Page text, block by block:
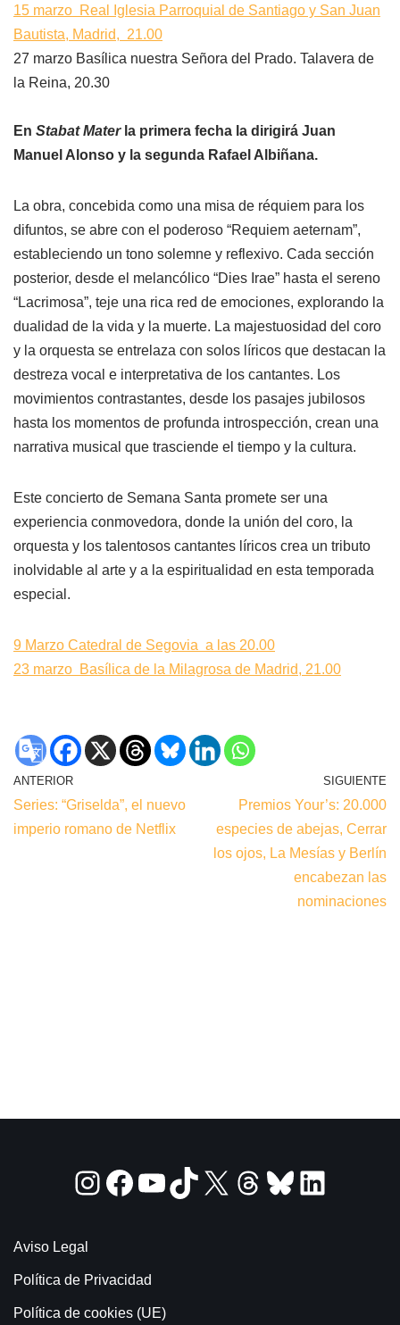
15 marzo Real Iglesia Parroquial de Santiago y San Juan
Bautista, Madrid, 21.00
27 marzo Basílica nuestra Señora del Prado. Talavera de
la Reina, 20.30
En Stabat Materla primera fecha la dirigirá Juan
Manuel Alonso y la segunda Rafael Albiñana.
La obra, concebida como una misa de réquiem para los
difuntos, se abre con el poderoso “Requiem aeternam”,
estableciendo un tono solemne y reflexivo. Cada sección
posterior, desde el melancólico “Dies Irae” hasta el sereno
“Lacrimosa”, teje una rica red de emociones, explorando la
dualidad de la vida y la muerte. La majestuosidad del coro
y la orquesta se entrelaza con solos líricos que destacan la
destreza vocal e interpretativa de los cantantes. Los
movimientos contrastantes, desde los pasajes jubilosos
hasta los momentos de profunda introspección, crean una
narrativa musical que trasciende el tiempo y la cultura.
Este concierto de Semana Santa promete ser una
experiencia conmovedora, donde la unión del coro, la
orquesta y los talentosos cantantes líricos crea un tributo
inolvidable al arte y a la espiritualidad en esta temporada
especial.
9 Marzo Catedral de Segovia a las 20.00
23 marzo Basílica de la Milagrosa de Madrid, 21.00
ANTERIOR
Series: “Griselda”, el nuevo
imperio romano de Netflix
SIGUIENTE
Premios Your’s: 20.000
especies de abejas, Cerrar
los ojos, La Mesías y Berlín
encabezan las
nominaciones
Aviso Legal
Política de Privacidad
Política de cookies (UE)